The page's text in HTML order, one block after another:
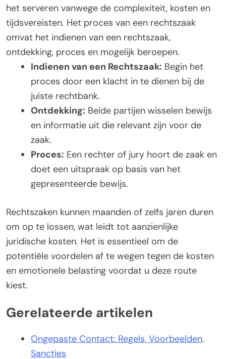
het serveren vanwege de complexiteit, kosten en
tijdsvereisten. Het proces van een rechtszaak
omvat het indienen van een rechtszaak,
ontdekking, proces en mogelijk beroepen.
Indienen van een Rechtszaak: Begin het
proces door een klacht in te dienen bij de
juiste rechtbank.
Ontdekking: Beide partijen wisselen bewijs
en informatie uit die relevant zijn voor de
zaak.
Proces: Een rechter of jury hoort de zaak en
doet een uitspraak op basis van het
gepresenteerde bewijs.
Rechtszaken kunnen maanden of zelfs jaren duren
om op te lossen, wat leidt tot aanzienlijke
juridische kosten. Het is essentieel om de
potentiële voordelen af te wegen tegen de kosten
en emotionele belasting voordat u deze route
kiest.
Gerelateerde artikelen
Ongepaste Contact: Regels, Voorbeelden,
Sancties